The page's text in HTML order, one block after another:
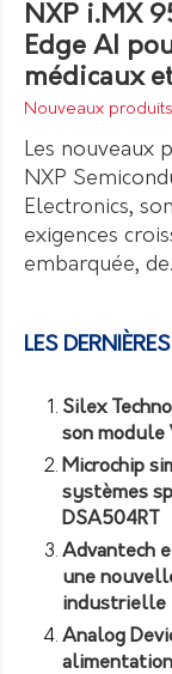
LES
Silex
son module
Microchip
systèmes
DSA504RT
Advantech
une
industrielle
Analog
alimentation
NXP i.MX
Edge AI
médicaux
Nouveaux produits
Les nouveaux
NXP
Electronics,
exigences
embarquée,